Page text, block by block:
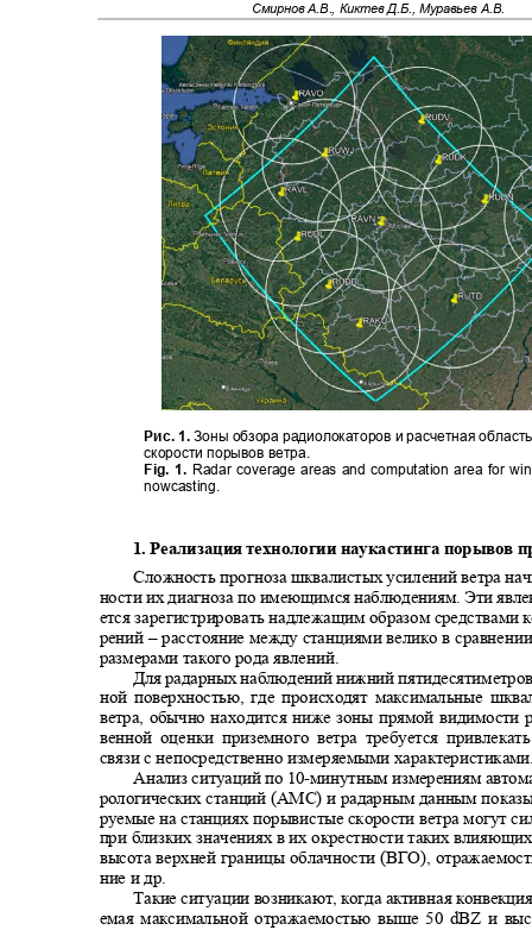
Смирнов А.В., Киктев Д.Б., Муравьев А.В.
Рис. 1 .Зоны обзора радиолокаторов и расчетная
скорости порывов ветра.
Fig. 1. Radar coverage areas and computation area for
nowcasting.
1. Реализация технологии наукастинга порывов
Сложность прогноза шквалистых усилений ветра
ности их диагноза по имеющимся наблюдениям. Эти
ется зарегистрировать надлежащим образом
рений–расстояние между станциями велико в
размерами такого рода явлений.
Для радарных наблюдений нижний
ной поверхностью, где происходят максимальные
ветра, обычно находится ниже зоны прямой видимости
венной оценки приземного ветра требуется
связи с непосредственно измеряемыми
Анализ ситуаций по 10-минутным измерениям
рологических станций (АМС) и радарным данным
руемые на станциях порывистые скорости ветра могут
при близких значениях в их окрестности таких
высота верхней границы облачности (ВГО),
ние и др.
Такие ситуации возникают, когда активная
емая максимальной отражаемостью выше 50 dBZ и